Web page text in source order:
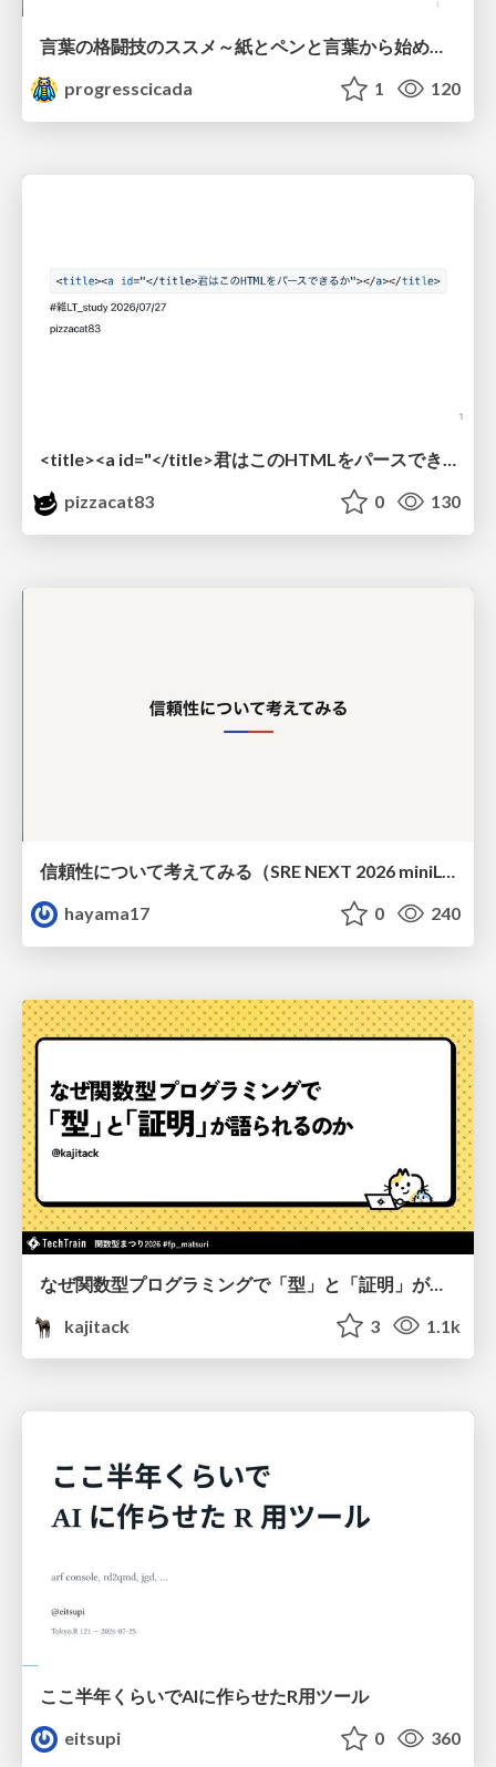
言葉の格闘技のススメ～紙とペンと言葉から始める、キャリアの描き方～
progresscicada
1 120
pizzacat83
0 130
信頼性について考えてみる（SRE NEXT 2026 miniLT）
hayama17
0 240
なぜ関数型プログラミングで「型」と「証明」が語られるのか #fp_matsuri
kajitack
3 1.1k
ここ半年くらいでAIに作らせたR用ツール
eitsupi
0 360